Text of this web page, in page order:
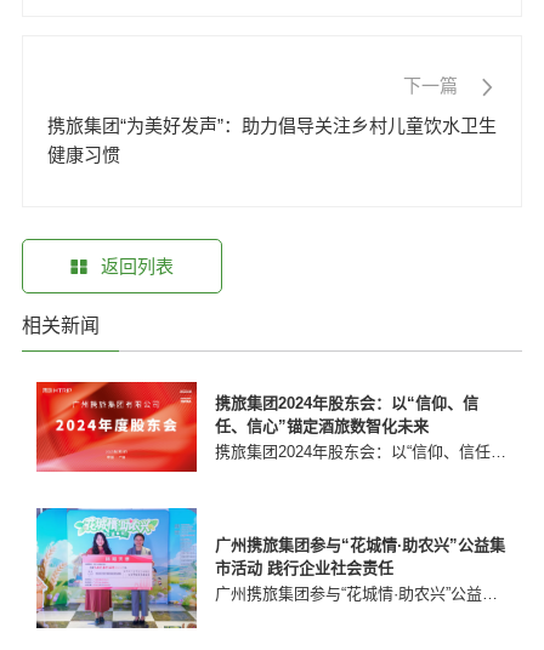
下一篇
携旅集团“为美好发声”：助力倡导关注乡村儿童饮水卫生
健康习惯
返回列表
相关新闻
携旅集团2024年股东会：以“信仰、信
任、信心”锚定酒旅数智化未来
携旅集团2024年股东会：以“信仰、信任、信心”锚定酒旅数智化未来
广州携旅集团参与“花城情·助农兴”公益集
市活动 践行企业社会责任
广州携旅集团参与“花城情·助农兴”公益集市活动 践行企业社会责任